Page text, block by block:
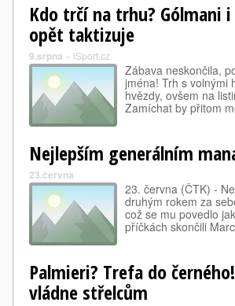
Kdo trčí na trhu? Gólmani
opět taktizuje
9.srpna » iSport.cz
Zábava neskončila,
jména! Trh s volnými
hvězdy, ovšem na
Zamíchat by přitom
Nejlepším generálním
23.června
23. června (ČTK) -
druhým rokem za
což se mu povedlo
příčkách skončili
Palmieri? Trefa do
vládne střelcům